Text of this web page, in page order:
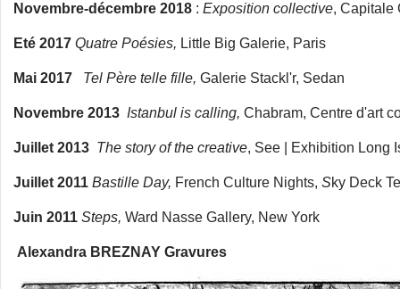
Novembre-décembre 2018 : Exposition collective, Capitale
Eté 2017 Quatre Poésies, Little Big Galerie, Paris
Mai 2017 Tel Père telle fille, Galerie Stackl'r, Sedan
Novembre 2013 Istanbul is calling, Chabram, Centre d'art
Juillet 2013 The story of the creative, See | Exhibition Long
Juillet 2011 Bastille Day, French Culture Nights, Sky Deck
Juin 2011 Steps, Ward Nasse Gallery, New York
Alexandra BREZNAY Gravures